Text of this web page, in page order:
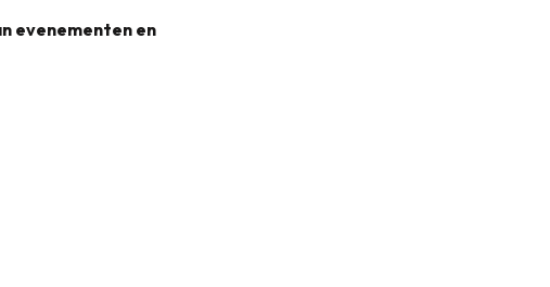
evenementen en